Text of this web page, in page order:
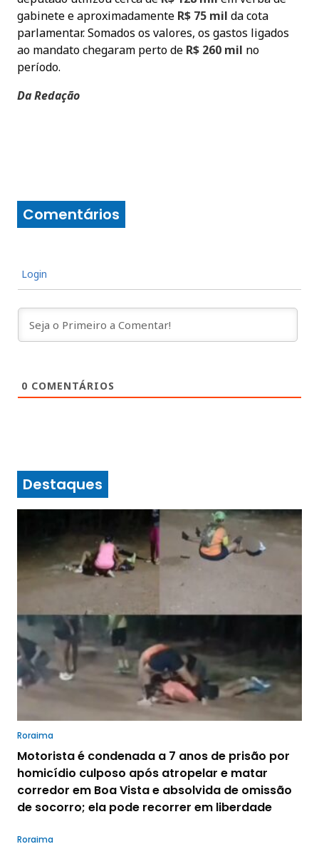
gabinete e aproximadamente R$ 75 mil da cota
parlamentar. Somados os valores, os gastos ligados
ao mandato chegaram perto de R$ 260 mil no
período.
Da Redação
Comentários
Login
0 COMENTÁRIOS
Destaques
Roraima
Motorista é condenada a 7 anos de prisão por
homicídio culposo após atropelar e matar
corredor em Boa Vista e absolvida de omissão
de socorro; ela pode recorrer em liberdade
Roraima